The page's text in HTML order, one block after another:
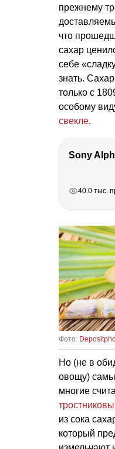
прежнему
что
сахар
себе
знать.
только с
особому
свекле.
40.0 тыс.
Фото:
Но (не в
овощу)
многие
из сока
который